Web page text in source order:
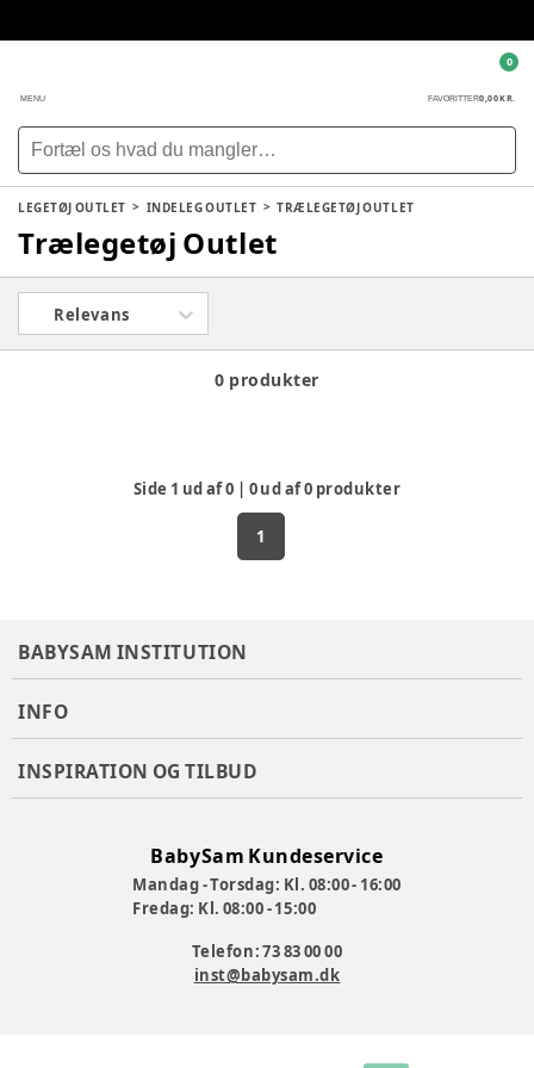
MENU FAVORITTER0,00 KR.
0
LEGETØJ OUTLET INDELEG OUTLET TRÆLEGETØJ OUTLET
Trælegetøj Outlet
Relevans
0 produkter
Side 1 ud af0 0ud af0 produkter
1
BABYSAM INSTITUTION
INFO
INSPIRATION OG TILBUD
BabySam Kundeservice
Mandag - Torsdag: Kl. 08:00 - 16:00
Fredag: Kl. 08:00 - 15:00
Telefon: 73 83 00 00
inst@babysam.dk